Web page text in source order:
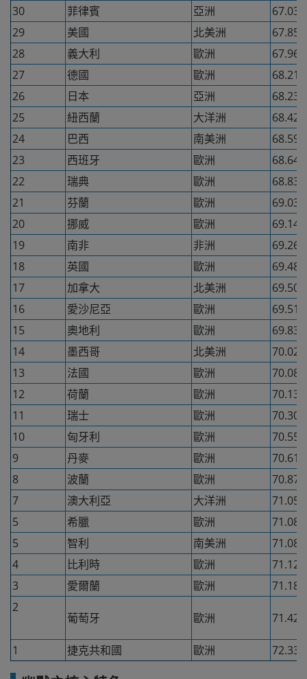
30
菲律賓 亞洲
67.03
29
美國 北美洲
67.85
28
義大利 歐洲
67.96
27
德國 歐洲
68.21
26
日本 亞洲
68.23
25
紐西蘭 大洋洲
68.42
24
巴西 南美洲
68.59
23
西班牙 歐洲
68.64
22
瑞典 歐洲
68.83
21
芬蘭 歐洲
69.03
20
挪威 歐洲
69.14
19
南非 非洲
69.26
18
英國 歐洲
69.48
17
加拿大 北美洲
69.50
16
愛沙尼亞 歐洲
69.51
15
奧地利 歐洲
69.83
14
墨西哥 北美洲
70.02
13
法國 歐洲
70.08
12
荷蘭 歐洲
70.13
11
瑞士 歐洲
70.30
10
匈牙利 歐洲
70.55
9
丹麥 歐洲
70.61
8
波蘭 歐洲
70.87
7
澳大利亞 大洋洲
71.05
5
希臘 歐洲
71.08
5
智利 南美洲
71.08
4
比利時 歐洲
71.12
3
愛爾蘭 歐洲
71.18
2
葡萄牙 歐洲 71.42
1 捷克共和國 歐洲 72.33